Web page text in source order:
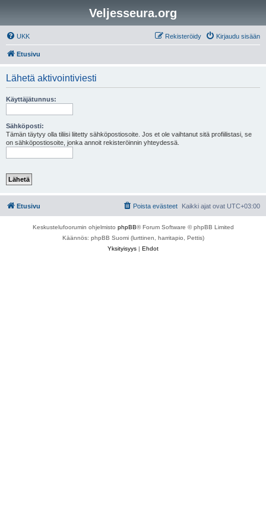
Veljesseura.org
UKK Kirjaudu sisään
Rekisteröidy
Etusivu
Lähetä aktivointiviesti
Käyttäjätunnus:
Sähköposti:
Tämän täytyy olla tiliisi liitetty sähköpostiosoite. Jos et ole vaihtanut sitä profiilistasi, se
on sähköpostiosoite, jonka annoit rekisteröinnin yhteydessä.
Etusivu Kaikki ajat ovat UTC+03:00
Poista evästeet
Keskustelufoorumin ohjelmisto phpBB® Forum Software © phpBB Limited
Käännös: phpBB Suomi (lurttinen, harritapio, Pettis)
Yksityisyys | Ehdot